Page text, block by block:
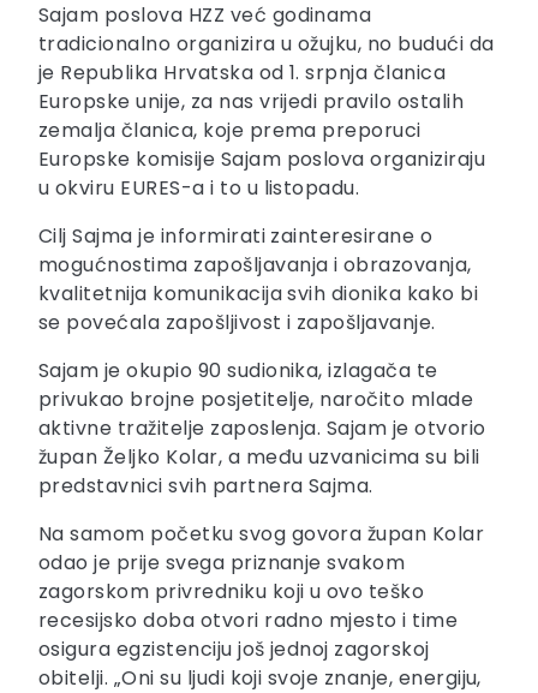
Sajam poslova HZZ već godinama
tradicionalno organizira u ožujku, no budući da
je Republika Hrvatska od 1. srpnja članica
Europske unije, za nas vrijedi pravilo ostalih
zemalja članica, koje prema preporuci
Europske komisije Sajam poslova organiziraju
u okviru EURES-a i to u listopadu.
Cilj Sajma je informirati zainteresirane o
mogućnostima zapošljavanja i obrazovanja,
kvalitetnija komunikacija svih dionika kako bi
se povećala zapošljivost i zapošljavanje.
Sajam je okupio 90 sudionika, izlagača te
privukao brojne posjetitelje, naročito mlade
aktivne tražitelje zaposlenja. Sajam je otvorio
župan Željko Kolar, a među uzvanicima su bili
predstavnici svih partnera Sajma.
Na samom početku svog govora župan Kolar
odao je prije svega priznanje svakom
zagorskom privredniku koji u ovo teško
recesijsko doba otvori radno mjesto i time
osigura egzistenciju još jednoj zagorskoj
obitelji. „Oni su ljudi koji svoje znanje, energiju,